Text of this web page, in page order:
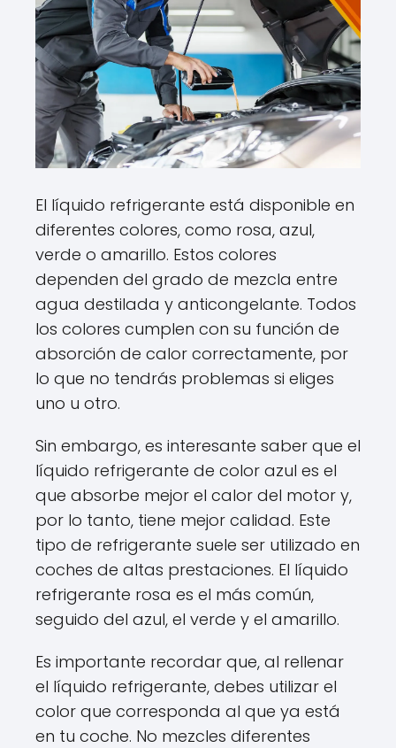
El líquido refrigerante está disponible en
diferentes colores, como rosa, azul,
verde o amarillo. Estos colores
dependen del grado de mezcla entre
agua destilada y anticongelante. Todos
los colores cumplen con su función de
absorción de calor correctamente, por
lo que no tendrás problemas si eliges
uno u otro.
Sin embargo, es interesante saber que el
líquido refrigerante de color azul es el
que absorbe mejor el calor del motor y,
por lo tanto, tiene mejor calidad. Este
tipo de refrigerante suele ser utilizado en
coches de altas prestaciones. El líquido
refrigerante rosa es el más común,
seguido del azul, el verde y el amarillo.
Es importante recordar que, al rellenar
el líquido refrigerante, debes utilizar el
color que corresponda al que ya está
en tu coche. No mezcles diferentes